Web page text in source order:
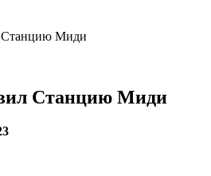
Станцию Миди
Станцию Миди